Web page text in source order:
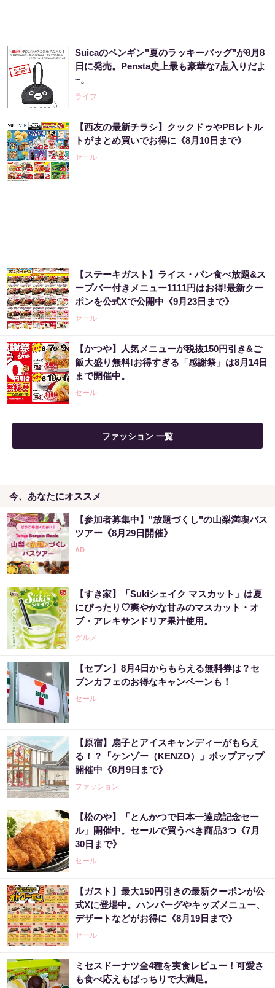
Suicaのペンギン"夏のラッキーバッグ"が8月8
日に発売。Pensta史上最も豪華な7点入りだよ
~。
ライフ
【西友の最新チラシ】クックドゥやPBレトル
トがまとめ買いでお得に《8月10日まで》
セール
【ステーキガスト】ライス・パン食べ放題&ス
ープバー付きメニュー1111円はお得!最新クー
ポンを公式Xで公開中《9月23日まで》
セール
【かつや】人気メニューが税抜150円引き&ご
飯大盛り無料!お得すぎる「感謝祭」は8月14日
まで開催中。
セール
ファッション 一覧
今、あなたにオススメ
【参加者募集中】"放題づくし"の山梨満喫バス
ツアー《8月29日開催》
【すき家】「Sukiシェイク マスカット」は夏
にぴったり♡爽やかな甘みのマスカット・オ
ブ・アレキサンドリア果汁使用。
グルメ
【セブン】8月4日からもらえる無料券は？セ
ブンカフェのお得なキャンペーンも！
セール
【原宿】扇子とアイスキャンディーがもらえ
る！？「ケンゾー（KENZO）」ポップアップ
開催中《8月9日まで》
ファッション
【松のや】「とんかつで日本一達成記念セー
ル」開催中。セールで買うべき商品3つ《7月
30日まで》
セール
【ガスト】最大150円引きの最新クーポンが公
式Xに登場中。ハンバーグやキッズメニュー、
デザートなどがお得に《8月19日まで》
セール
ミセスドーナツ全4種を実食レビュー！可愛さ
も食べ応えもばっちりで大満足。